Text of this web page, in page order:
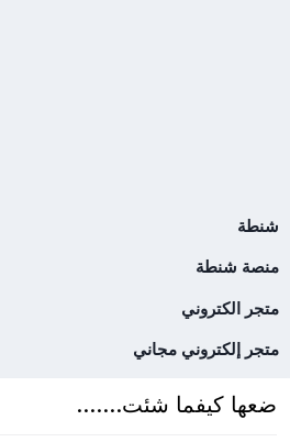
شنطة
منصة شنطة
متجر الكتروني
متجر إلكتروني مجاني
ضعها كيفما شئت.......